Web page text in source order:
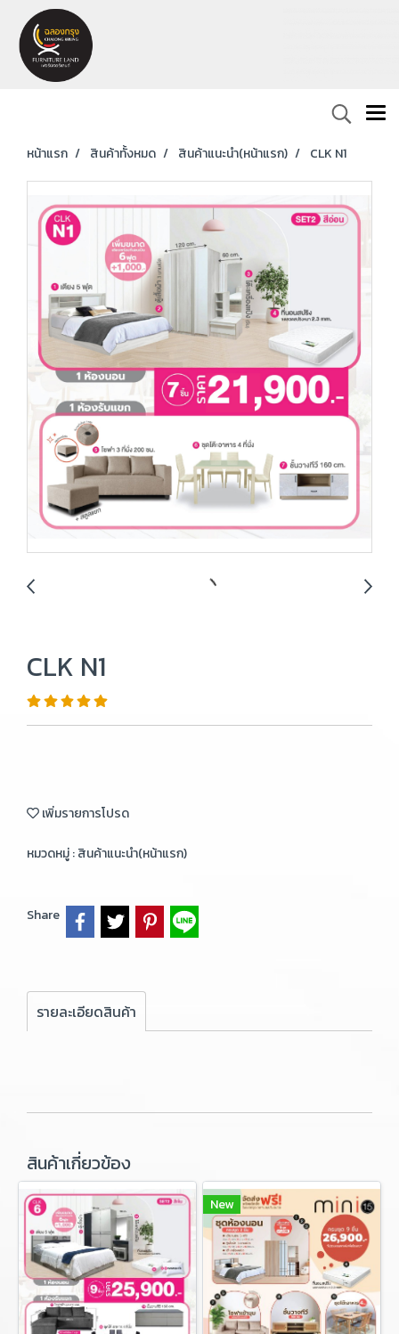
หน้าแรก สินค้าทั้งหมด สินค้าแนะนำ(หน้าแรก) CLK N1
CLK N1
เพิ่มรายการโปรด
หมวดหมู่ :สินค้าแนะนำ(หน้าแรก)
Share
รายละเอียดสินค้า
สินค้าเกี่ยวข้อง
New